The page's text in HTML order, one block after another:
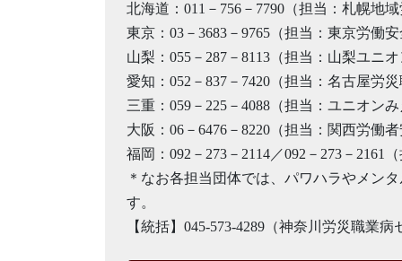
北海道：011－756－7790（担当：札幌地域
東京：03－3683－9765（担当：東京労働
山梨：055－287－8113（担当：山梨ユニオ
愛知：052－837－7420（担当：名古屋労災
三重：059－225－4088（担当：ユニオンみ
大阪：06－6476－8220（担当：関西労働者
福岡：092－273－2114／092－273－2161
＊なお各担当団体では、パワハラやメン
す。
【統括】045-573-4289（神奈川労災職業